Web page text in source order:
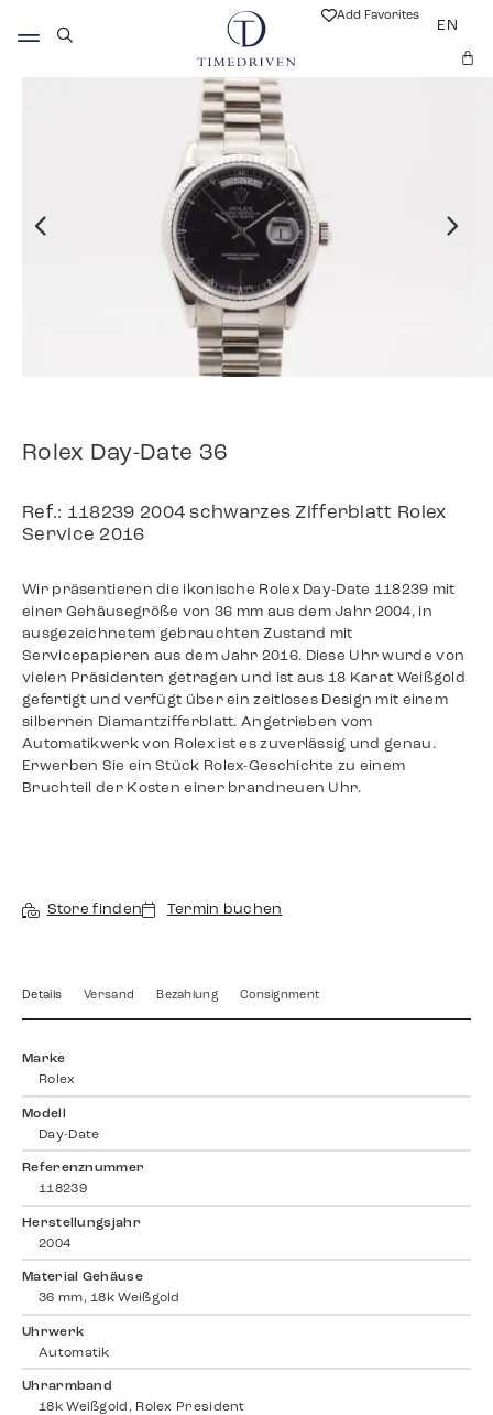
Add Favorites
EN
Rolex Day-Date 36
Ref.: 118239 2004 schwarzes Zifferblatt Rolex
Service 2016
Wir präsentieren die ikonische Rolex Day-Date 118239 mit
einer Gehäusegröße von 36 mm aus dem Jahr 2004, in
ausgezeichnetem gebrauchten Zustand mit
Servicepapieren aus dem Jahr 2016. Diese Uhr wurde von
vielen Präsidenten getragen und ist aus 18 Karat Weißgold
gefertigt und verfügt über ein zeitloses Design mit einem
silbernen Diamantzifferblatt. Angetrieben vom
Automatikwerk von Rolex ist es zuverlässig und genau.
Erwerben Sie ein Stück Rolex-Geschichte zu einem
Bruchteil der Kosten einer brandneuen Uhr.
Store finden Termin buchen
Details Versand Bezahlung Consignment
Marke
Rolex
Modell
Day-Date
Referenznummer
118239
Herstellungsjahr
2004
Material Gehäuse
36 mm, 18k Weißgold
Uhrwerk
Automatik
Uhrarmband
18k Weißgold, Rolex President